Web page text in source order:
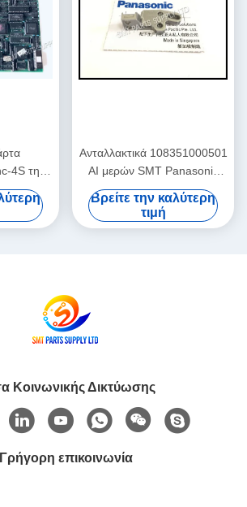
4S της
νέο/
RH3
Ανταλλακτικά 108351000501
AI μερών SMT Panasonic
ΦΡΑΓΜΌΣ 108351000401
Βρείτε την καλύτερη
τιμή
Κοινωνικής Δικτύωσης
Γρήγορη επικοινωνία